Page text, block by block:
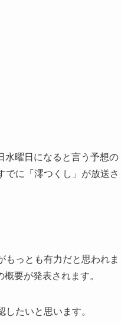
水曜日になると言う予想の
でに「澪つくし」が放送さ
もっとも有力だと思われま
要が発表されます。
たいと思います。